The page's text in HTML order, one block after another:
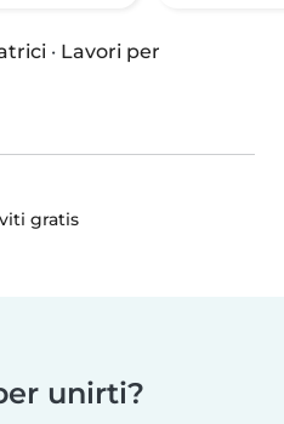
· Lavori per
gratis
unirti?